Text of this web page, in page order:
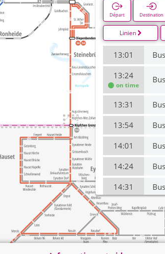
Départ Destination
Linien
13:01
13:24
on time
13:31
13:54
14:01
14:24
14:31
14:54 Bus
15:01